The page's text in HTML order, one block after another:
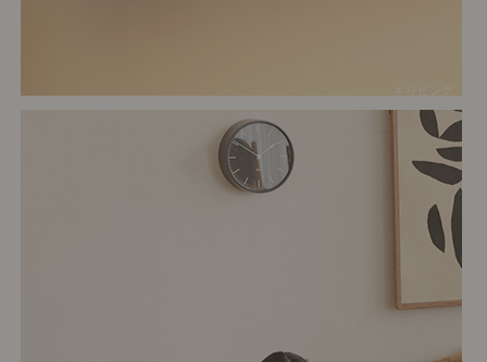
# リビング